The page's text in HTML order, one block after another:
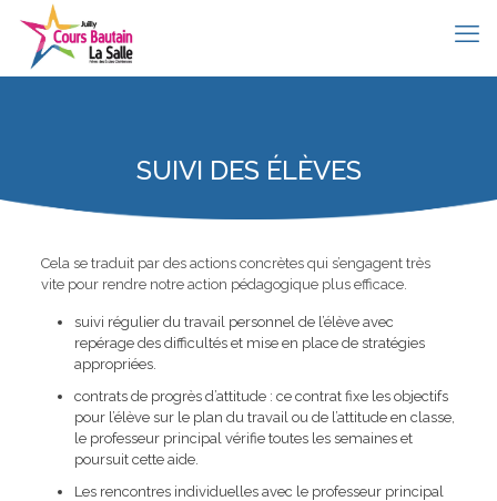
SUIVI DES ÉLÈVES
Cela se traduit par des actions concrètes qui s’engagent très
vite pour rendre notre action pédagogique plus efficace.
suivi régulier du travail personnel de l’élève avec
repérage des difficultés et mise en place de stratégies
appropriées.
contrats de progrès d’attitude : ce contrat fixe les objectifs
pour l’élève sur le plan du travail ou de l’attitude en classe,
le professeur principal vérifie toutes les semaines et
poursuit cette aide.
Les rencontres individuelles avec le professeur principal